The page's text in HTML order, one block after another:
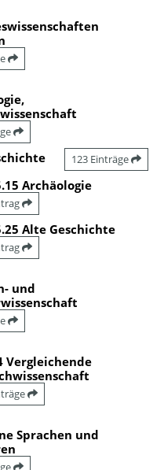
123 Einträge
Archäologie
Alte Geschichte
und
Vergleichende
Sprachen und